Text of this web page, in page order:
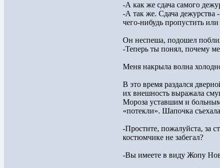
-А как же сдача самого
-А так же. Сдача дежурства
чего-нибудь пропустить или
Он неспеша, подошел
-Теперь ты понял, почему
Меня накрыла волна
В это время раздался
их внешность выражала
Мороза уставшим и
«потекли». Шапочка
-Простите, пожалуйста, за
костюмчике не забегал?
-Вы имеете в виду Жопу